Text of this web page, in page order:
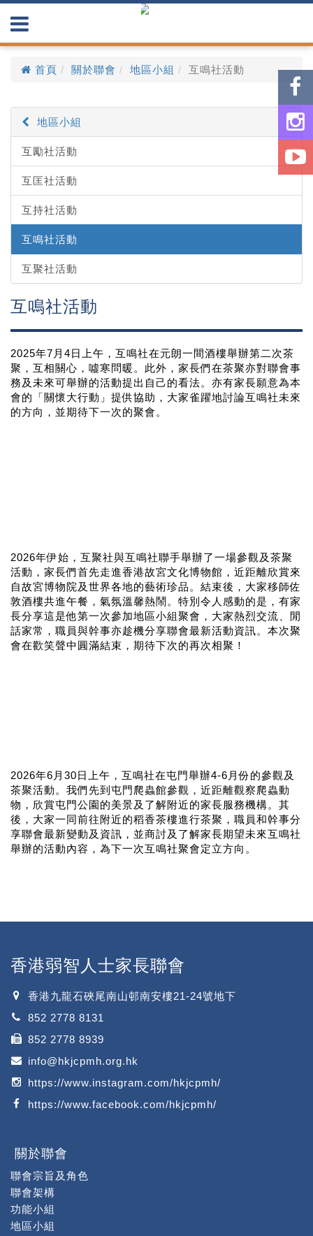
首頁 關於聯會 地區小組 互鳴社活動
地區小組
互勵社活動
互匡社活動
互持社活動
互鳴社活動
互聚社活動
互鳴社活動
2025年7月4日上午，互鳴社在元朗一間酒樓舉辦第二次茶
聚，互相關心，噓寒問暖。此外，家長們在茶聚亦對聯會事
務及未來可舉辦的活動提出自己的看法。亦有家長願意為本
會的「關懷大行動」提供協助，大家雀躍地討論互鳴社未來
的方向，並期待下一次的聚會。
2026年伊始，互聚社與互鳴社聯手舉辦了一場參觀及茶聚
活動，家長們首先走進香港故宮文化博物館，近距離欣賞來
自故宮博物院及世界各地的藝術珍品。結束後，大家移師佐
敦酒樓共進午餐，氣氛溫馨熱鬧。特別令人感動的是，有家
長分享這是他第一次參加地區小組聚會，大家熱烈交流、閒
話家常，職員與幹事亦趁機分享聯會最新活動資訊。本次聚
會在歡笑聲中圓滿結束，期待下次的再次相聚！
2026年6月30日上午，互鳴社在屯門舉辦4-6月份的參觀及
茶聚活動。我們先到屯門爬蟲館參觀，近距離觀察爬蟲動
物，欣賞屯門公園的美景及了解附近的家長服務機構。其
後，大家一同前往附近的稻香茶樓進行茶聚，職員和幹事分
享聯會最新變動及資訊，並商討及了解家長期望未來互鳴社
舉辦的活動內容，為下一次互鳴社聚會定立方向。
香港弱智人士家長聯會
香港九龍石硤尾南山邨南安樓21-24號地下
852 2778 8131
852 2778 8939
info@hkjcpmh.org.hk
https://www.instagram.com/hkjcpmh/
https://www.facebook.com/hkjcpmh/
關於聯會
聯會宗旨及角色
聯會架構
功能小組
地區小組